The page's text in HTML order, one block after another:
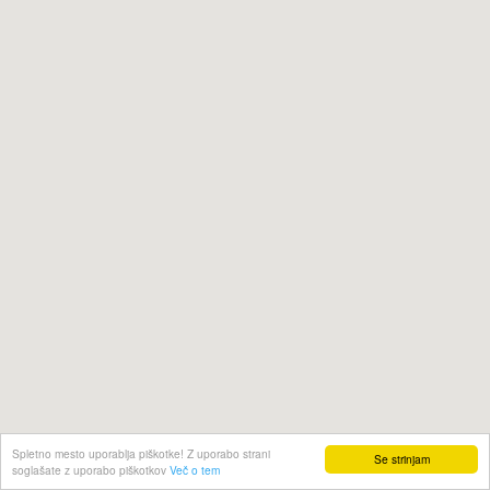
Se strinjam
Spletno mesto uporablja piškotke! Z uporabo strani
soglašate z uporabo piškotkov Več o tem